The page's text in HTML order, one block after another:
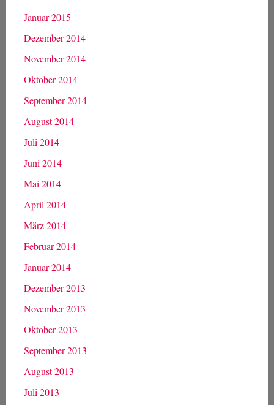
Januar 2015
Dezember 2014
November 2014
Oktober 2014
September 2014
August 2014
Juli 2014
Juni 2014
Mai 2014
April 2014
März 2014
Februar 2014
Januar 2014
Dezember 2013
November 2013
Oktober 2013
September 2013
August 2013
Juli 2013